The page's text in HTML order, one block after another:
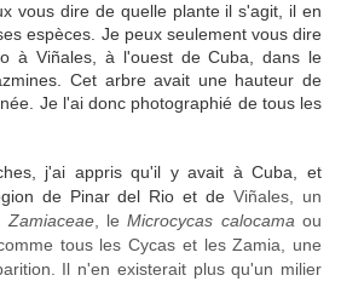
vous dire de quelle plante il s'agit, il en
espèces. Je peux seulement vous dire
à Viñales, à l'ouest de Cuba, dans le
Cet arbre avait une hauteur de
Je l'ai donc photographié de tous les
j'ai appris qu'il y avait à Cuba, et
de Pinar del Rio et deViñales, un
Zamiaceae, leMicrocycas calocama ou
tous les Cycas et les Zamia, une
Il n'en existerait plus qu'un milier